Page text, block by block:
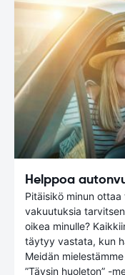
Helppoa
Pitäisikö minun
vakuutuksia
oikea minulle?
täytyy vastata, kun
Meidän
”Täysin huoleton” -